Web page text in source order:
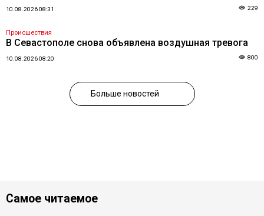
10.08.2026 08:31 229
Происшествия
В Севастополе снова объявлена воздушная тревога
10.08.2026 08:20 800
Больше новостей
Самое читаемое